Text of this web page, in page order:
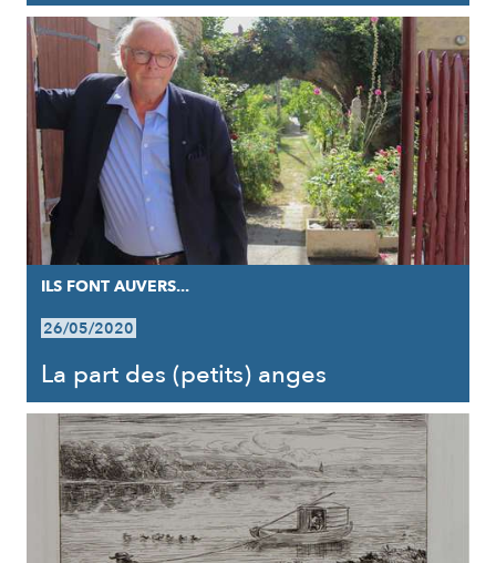
ILS FONT AUVERS...
26/05/2020
La part des (petits) anges